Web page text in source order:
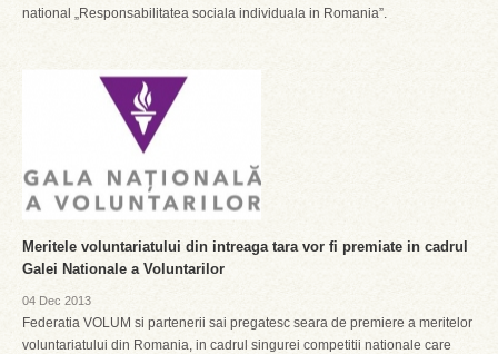
national „Responsabilitatea sociala individuala in Romania”.
Meritele voluntariatului din intreaga tara vor fi premiate in cadrul
Galei Nationale a Voluntarilor
04 Dec 2013
Federatia VOLUM si partenerii sai pregatesc seara de premiere a meritelor
voluntariatului din Romania, in cadrul singurei competitii nationale care